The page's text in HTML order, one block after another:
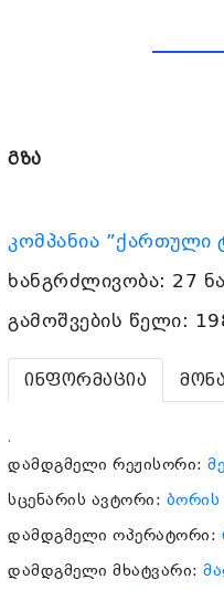
გზა
კომპანია
ხანგრძლივობა: 27
გამოშვების წელი:
ინფორმაცია
.
დამდგმელი რეჟისორი:
სცენარის ავტორი: ბორის
დამდგმელი ოპერატორი:
დამდგმელი მხატვარი: